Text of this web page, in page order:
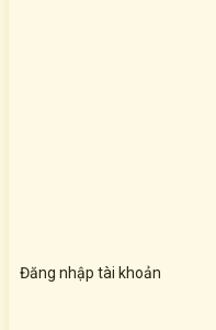
Đăng nhập tài khoản